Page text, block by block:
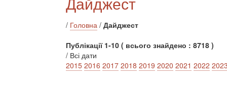
/ Головна / Дайджест
Публікації 1-10 ( всього знайдено : 8718 )
/ Всі дати
2015 2016 2017 2018 2019 2020 2021 2022